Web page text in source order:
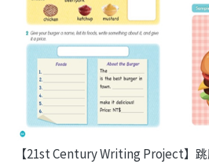
【21st Century Writing Project】